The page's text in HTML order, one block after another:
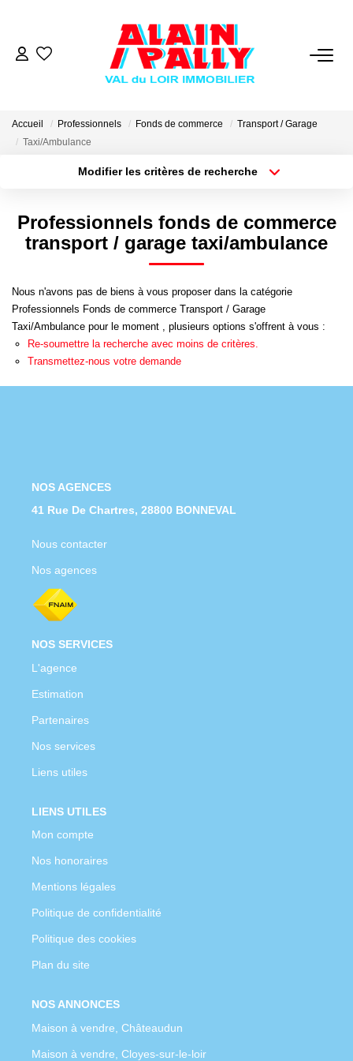
VENTE
LOCATION
GESTION
DERNIERES VENTES
NOS AGENCES
Qui Sommes Nous
Notre Équipe
Nous Rejoindre
Nos Actualités
Accueil Professionnels Fonds de commerce
Transport / Garage
Taxi/Ambulance
Modifier les critères de recherche
Sélectionnez...
Type de bien
Surface min
Créer une alerte
Professionnels fonds de commerce
transport / garage taxi/ambulance
Nous n'avons pas de biens à vous proposer dans la catégorie
Professionnels Fonds de commerce Transport / Garage
Taxi/Ambulance pour le moment , plusieurs options s'offrent à vous :
Re-soumettre la recherche avec moins de critères.
Transmettez-nous votre demande
NOS AGENCES
41 Rue De Chartres, 28800 BONNEVAL
Nous contacter
Nos agences
NOS SERVICES
L'agence
Estimation
Partenaires
Nos services
Liens utiles
LIENS UTILES
Mon compte
Nos honoraires
Mentions légales
Politique de confidentialité
Politique des cookies
Plan du site
NOS ANNONCES
Maison à vendre, Châteaudun
Maison à vendre, Cloyes-sur-le-loir